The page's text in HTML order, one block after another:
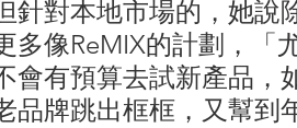
針對本地市場的，她說
多像ReMIX的計劃，「
會有預算去試新產品，
品牌跳出框框，又幫到